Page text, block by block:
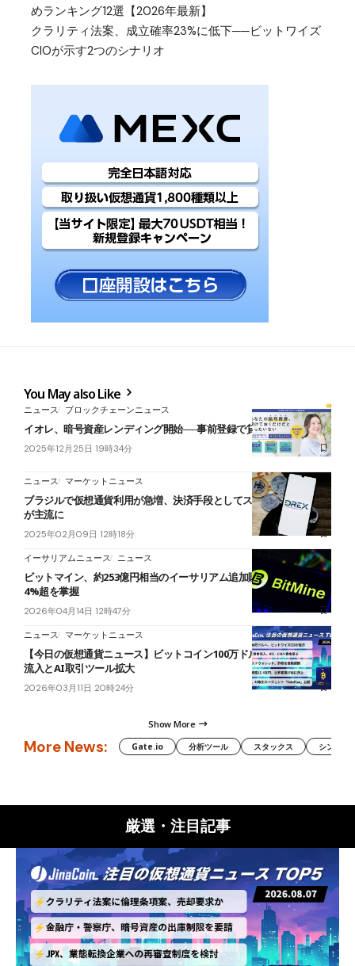
めランキング12選【2026年最新】
クラリティ法案、成立確率23%に低下──ビットワイズ
CIOが示す2つのシナリオ
You May also Like
ニュース ブロックチェーンニュース
イオレ、暗号資産レンディング開始──事前登録で貸借料率13％
2025年12月25日 19時34分
ニュース マーケットニュース
ブラジルで仮想通貨利用が急増、決済手段としてステーブルコイン
が主流に
2025年02月09日 12時18分
イーサリアムニュース ニュース
ビットマイン、約253億円相当のイーサリアム追加購入──総供給量
4%超を掌握
2026年04月14日 12時47分
ニュース マーケットニュース
【今日の仮想通貨ニュース】ビットコイン100万ドル予測浮上｜ETF
流入とAI取引ツール拡大
2026年03月11日 20時24分
Show More
More News: Gate.io 分析ツール スタックス シンボル
厳選・注目記事